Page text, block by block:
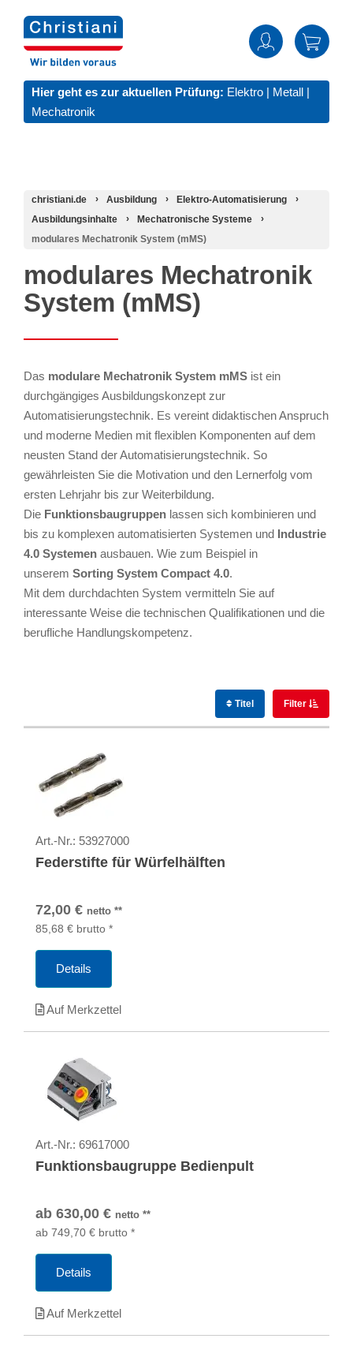
Hier geht es zur aktuellen Prüfung: Elektro | Metall |
Mechatronik
christiani.de Ausbildung
Elektro-Automatisierung
Ausbildungsinhalte
Mechatronische Systeme
modulares Mechatronik System (mMS)
modulares Mechatronik
System (mMS)
Das modulare Mechatronik System mMSist ein
durchgängiges Ausbildungskonzept zur
Automatisierungstechnik. Es vereint didaktischen Anspruch
und moderne Medien mit flexiblen Komponenten auf dem
neusten Stand der Automatisierungstechnik. So
gewährleisten Sie die Motivation und den Lernerfolg vom
ersten Lehrjahr bis zur Weiterbildung.
Die Funktionsbaugruppenlassen sich kombinieren und
bis zu komplexen automatisierten Systemen und Industrie
4.0 Systemenausbauen. Wie zum Beispiel in
unserem Sorting System Compact 4.0.
Mit dem durchdachten System vermitteln Sie auf
interessante Weise die technischen Qualifikationen und die
berufliche Handlungskompetenz.
Titel Filter
Art.-Nr.: 53927000
Federstifte für Würfelhälften
72,00 € netto **
85,68 € brutto *
Details
Auf Merkzettel
Art.-Nr.: 69617000
Funktionsbaugruppe Bedienpult
ab 630,00 € netto **
ab 749,70 € brutto *
Details
Auf Merkzettel